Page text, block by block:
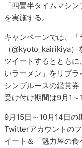
「四畳半タイムマシ
を実施する。
キャンペーンでは、
（@kyoto_kairikiya
ツイートするととも
いラーメン」をリプ
シンブルースの鑑賞
受け付け期間は9月1
9月15日～10月14日
Twitterアカウントの
イート＆「魁力屋の